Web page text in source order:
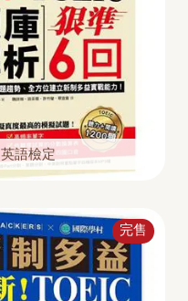
英語檢定
完售